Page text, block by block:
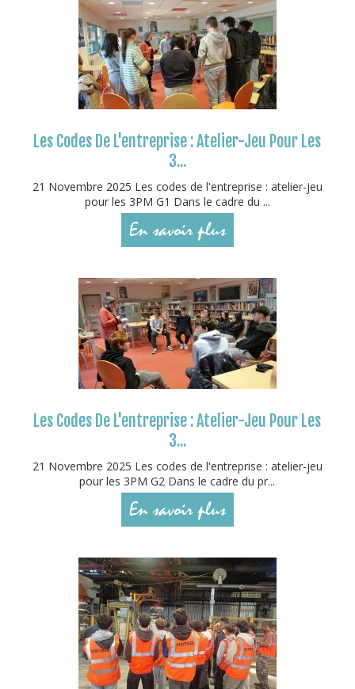
Les Codes De L'entreprise : Atelier-Jeu Pour Les
3...
21 Novembre 2025 Les codes de l'entreprise : atelier-jeu
pour les 3PM G1 Dans le cadre du ...
En savoir plus
Les Codes De L'entreprise : Atelier-Jeu Pour Les
3...
21 Novembre 2025 Les codes de l'entreprise : atelier-jeu
pour les 3PM G2 Dans le cadre du pr...
En savoir plus